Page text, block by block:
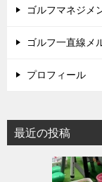
ゴルフマネジメ
ゴルフ一直線メ
プロフィール
最近の投稿